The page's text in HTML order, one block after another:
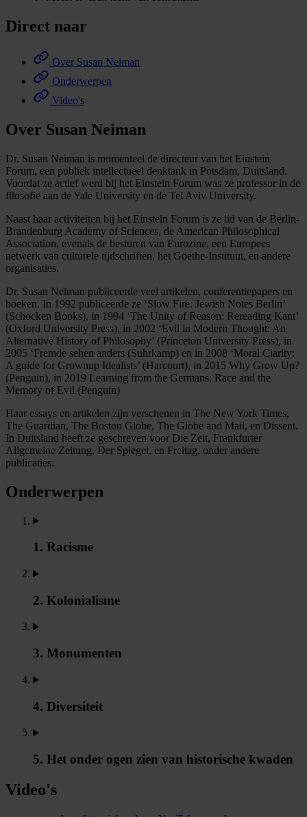
Direct naar
Over Susan Neiman
Onderwerpen
Video's
Over Susan Neiman
Dr. Susan Neiman is momenteel de directeur van het Einstein
Forum, een publiek intellectueel denktank in Potsdam, Duitsland.
Voordat ze actief werd bij het Einstein Forum was ze professor in de
filosofie aan de Yale University en de Tel Aviv University.
Naast haar activiteiten bij het Einstein Forum is ze lid van de Berlin-
Brandenburg Academy of Sciences, de American Philosophical
Association, evenals de besturen van Eurozine, een Europees
netwerk van culturele tijdschriften, het Goethe-Instituut, en andere
organisaties.
Dr. Susan Neiman publiceerde veel artikelen, conferentiepapers en
boeken. In 1992 publiceerde ze ‘Slow Fire: Jewish Notes Berlin’
(Schocken Books), in 1994 ‘The Unity of Reason: Rereading Kant’
(Oxford University Press), in 2002 ‘Evil in Modern Thought: An
Alternative History of Philosophy’ (Princeton University Press), in
2005 ‘Fremde sehen anders (Suhrkamp) en in 2008 ‘Moral Clarity:
A guide for Grownup Idealists’ (Harcourt), in 2015 Why Grow Up?
(Penguin), in 2019 Learning from the Germans: Race and the
Memory of Evil (Penguin)
Haar essays en artikelen zijn verschenen in The New York Times,
The Guardian, The Boston Globe, The Globe and Mail, en Dissent.
In Duitsland heeft ze geschreven voor Die Zeit, Frankfurter
Allgemeine Zeitung, Der Spiegel, en Freitag, onder andere
publicaties.
Onderwerpen
1. Racisme
2. Kolonialisme
3. Monumenten
4. Diversiteit
5. Het onder ogen zien van historische kwaden
Video's